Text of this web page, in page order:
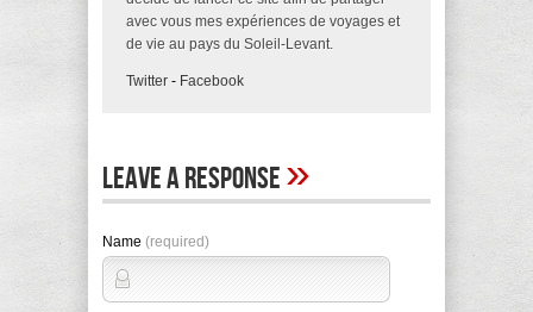
avec vous mes expériences de voyages et
de vie au pays du Soleil-Levant.
Twitter - Facebook
Leave A Response»
Name (required)